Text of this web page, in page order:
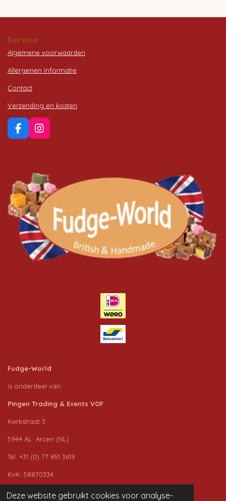
Deze website gebruikt cookies voor analyse-
Service
Algemene voorwaarden
Allergenen Informatie
Contact
Verzending en kosten
F
a
o
o
k
I
n
g
r
a
m
Fudge-World
is onderdeel van:
Pingen Trading & Events VOF
Kerkstraat 3
5944 AL Arcen (NL)
Tel: +31 (0) 77 851 3619
KvK: 58870334
BTW nr.: NL853216666B01